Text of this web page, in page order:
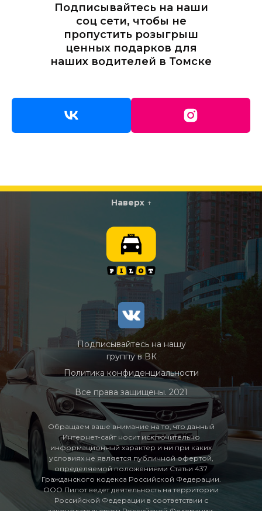
Подписывайтесь на наши
соц сети, чтобы не
пропустить розыгрыш
ценных подарков для
наших водителей в Томске
Все права защищены. 2021
Политика конфиденциальности
Наверх ↑
Подписывайтесь на нашу
группу в ВК
Обращаем ваше внимание на то, что данный
Интернет-сайт носит исключительно
информационный характер и ни при каких
условиях не является публичной офертой,
определяемой положениями Статьи 437
Гражданского кодекса Российской Федерации.
ООО Пилот ведет деятельность на территории
Российской Федерации в соответствии с